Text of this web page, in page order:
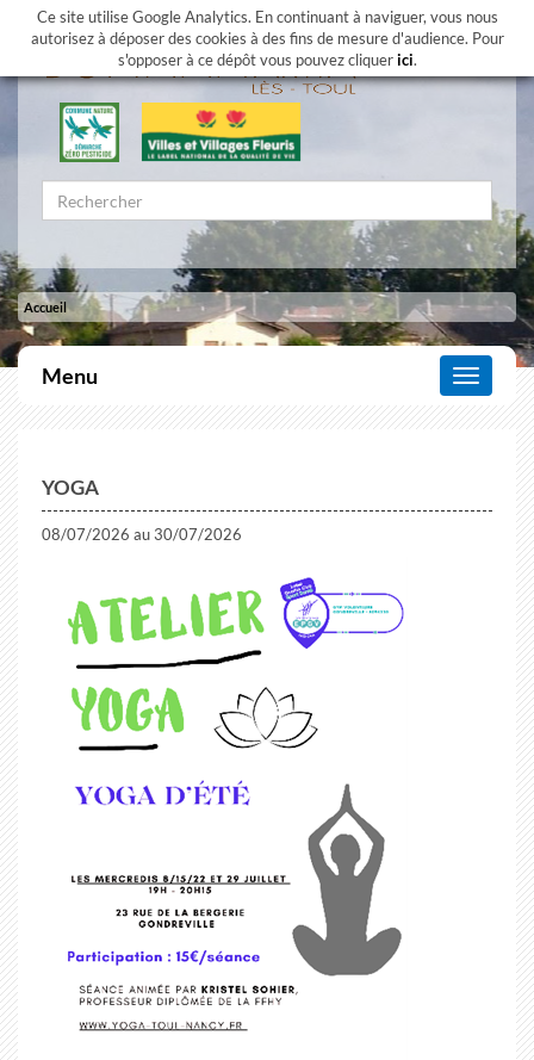
Ce site utilise Google Analytics. En continuant à naviguer, vous nous
autorisez à déposer des cookies à des fins de mesure d'audience. Pour
s'opposer à ce dépôt vous pouvez cliquerici.
Accueil
le
menu
Menu
YOGA
08/07/2026 au 30/07/2026